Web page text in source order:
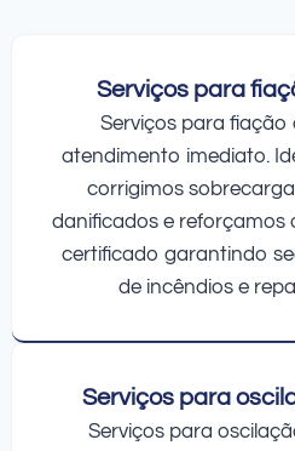
Serviços para
Serviços para
atendimento imediato.
corrigimos
danificados e reforçamos
certificado garantindo
de incêndios e
Serviços para
Serviços para